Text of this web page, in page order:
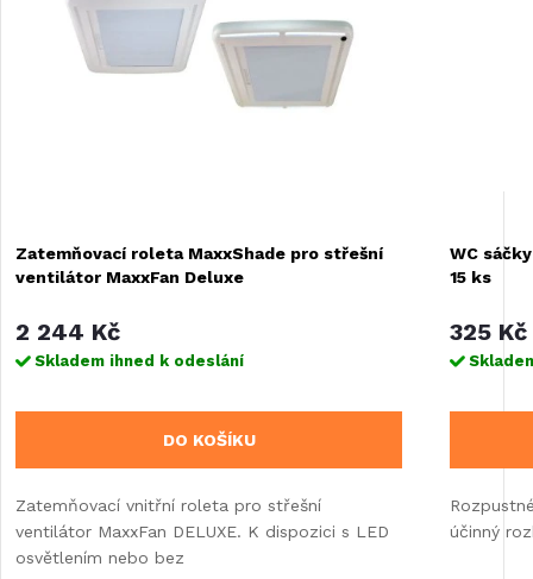
Zatemňovací roleta MaxxShade pro střešní
ventilátor MaxxFan Deluxe
2 244 Kč
Skladem ihned k odeslání
DO KOŠÍKU
Zatemňovací vnitřní roleta pro střešní
ventilátor MaxxFan DELUXE. K dispozici s LED
osvětlením nebo bez
WC
15 ks
325 Kč
účinný